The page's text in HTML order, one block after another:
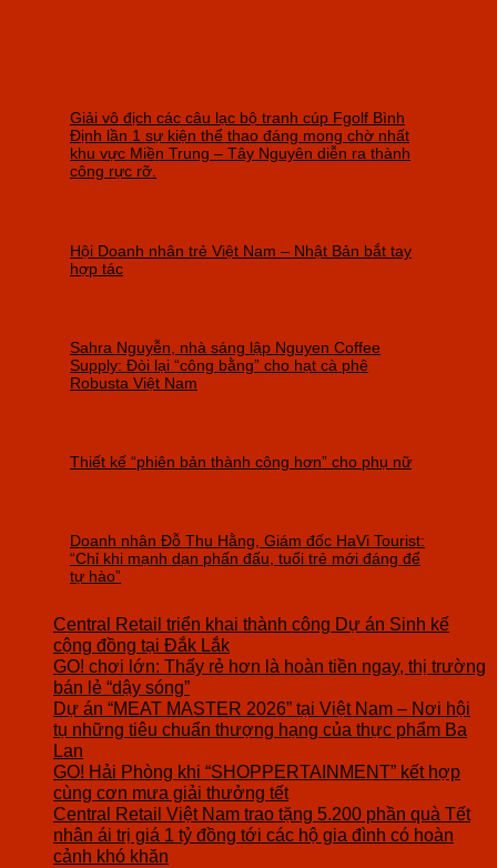
Giải vô địch các câu lạc bộ tranh cúp Fgolf Bình
Định lần 1 sự kiện thể thao đáng mong chờ nhất
khu vực Miền Trung – Tây Nguyên diễn ra thành
công rực rỡ.
Hội Doanh nhân trẻ Việt Nam – Nhật Bản bắt tay
hợp tác
Sahra Nguyễn, nhà sáng lập Nguyen Coffee
Supply: Đòi lại “công bằng” cho hạt cà phê
Robusta Việt Nam
Thiết kế “phiên bản thành công hơn” cho phụ nữ
Doanh nhân Đỗ Thu Hằng, Giám đốc HaVi Tourist:
“Chỉ khi mạnh dạn phấn đấu, tuổi trẻ mới đáng để
tự hào”
Central Retail triển khai thành công Dự án Sinh kế
cộng đồng tại Đắk Lắk
GO! chơi lớn: Thấy rẻ hơn là hoàn tiền ngay, thị trường
bán lẻ “dậy sóng”
Dự án “MEAT MASTER 2026” tại Việt Nam – Nơi hội
tụ những tiêu chuẩn thượng hạng của thực phẩm Ba
Lan
GO! Hải Phòng khi “SHOPPERTAINMENT” kết hợp
cùng cơn mưa giải thưởng tết
Central Retail Việt Nam trao tặng 5.200 phần quà Tết
nhân ái trị giá 1 tỷ đồng tới các hộ gia đình có hoàn
cảnh khó khăn